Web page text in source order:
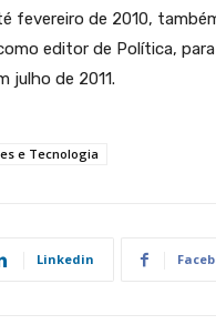
fevereiro de 2010,
editor de Política,
julho de 2011.
e Tecnologia
Linkedin